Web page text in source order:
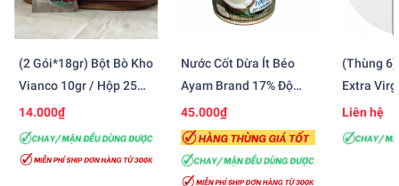
(2 Gói*18gr) Bột Bò Kho
Vianco 10gr / Hộp 25
Gói
14.000₫
Nước Cốt Dừa Ít Béo
Ayam Brand 17% Độ
Béo (400ml)
45.000₫
(Thùng
Extra
(750ml)
Liên hệ